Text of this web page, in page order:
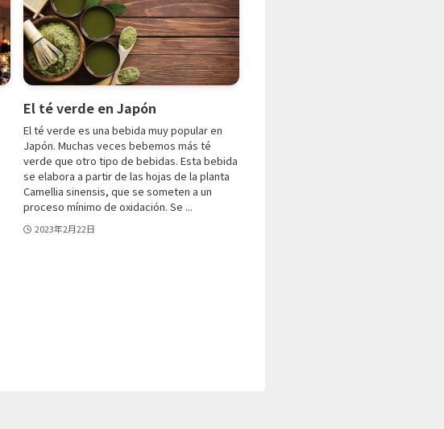
El té verde en Japón
El té verde es una bebida muy popular en
Japón. Muchas veces bebemos más té
verde que otro tipo de bebidas. Esta bebida
se elabora a partir de las hojas de la planta
Camellia sinensis, que se someten a un
proceso mínimo de oxidación. Se ...
2023年2月22日